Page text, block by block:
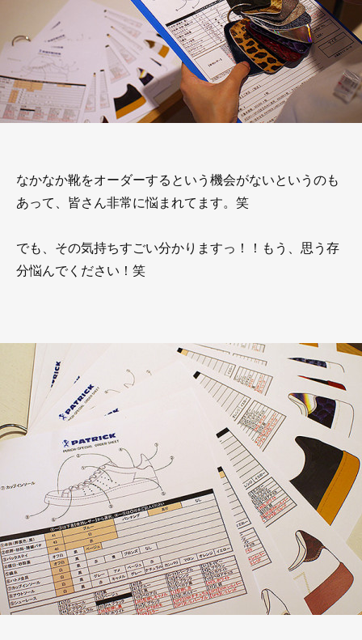
なかなか靴をオーダーするという機会がないというのも
あって、皆さん非常に悩まれてます。笑
でも、その気持ちすごい分かりますっ！！もう、思う存
分悩んでください！笑